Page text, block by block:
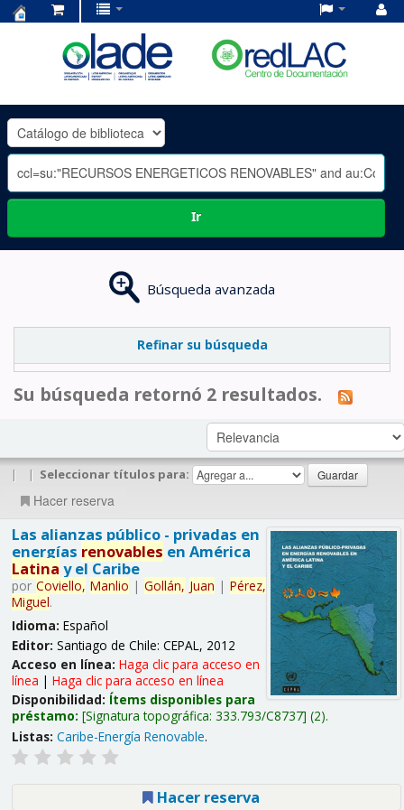
OLADE
-
Ir
Búsqueda avanzada
Refinar su búsqueda
Su búsqueda retornó 2 resultados.
| | Seleccionar títulos para:
Hacer reserva
Las alianzas público - privadas en
energías renovables en América
Latina y el Caribe
por Coviello, Manlio | Gollán, Juan | Pérez,
Miguel.
Idioma: Español
Editor: Santiago de Chile: CEPAL, 2012
Acceso en línea: Haga clic para acceso en
línea | Haga clic para acceso en línea
Disponibilidad: Ítems disponibles para
préstamo: Signatura topográfica: 333.793/C8737 (2).
Listas: Caribe-Energía Renovable.
Hacer reserva